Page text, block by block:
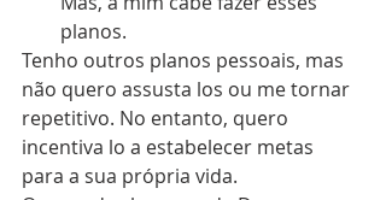
planos.
Tenho outros planos pessoais, mas
não quero assusta los ou me tornar
repetitivo. No entanto, quero
incentiva lo a estabelecer metas
para a sua própria vida.